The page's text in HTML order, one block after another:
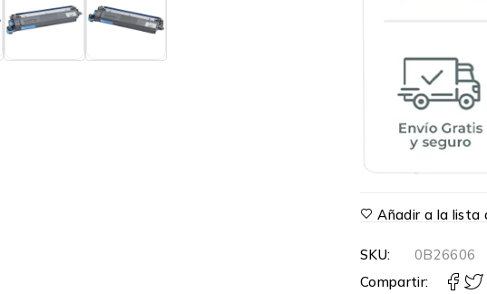
Añadir a la lista
SKU:
0B26606
Compartir: